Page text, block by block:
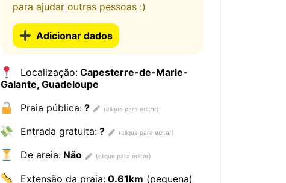
para ajudar outras pessoas :)
Adicionar dados
Localização: Capesterre-de-Marie-
Galante, Guadeloupe
Praia pública: ?
Entrada gratuita: ?
De areia: Não
Extensão da praia: 0.61km (pequena)